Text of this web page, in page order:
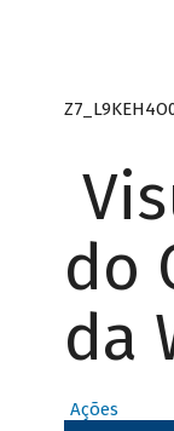
do
da
Ações